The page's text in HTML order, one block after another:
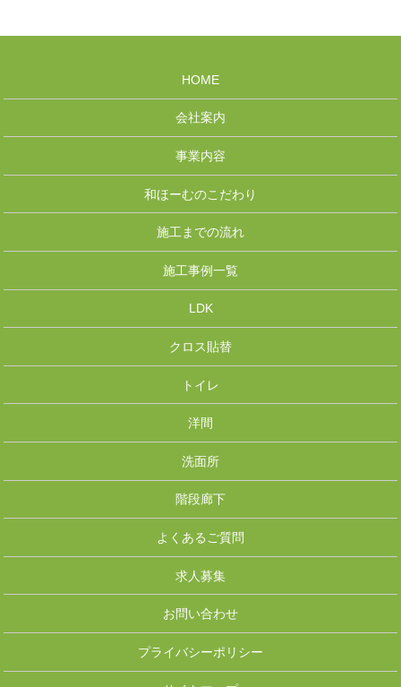
HOME
会社案内
事業内容
和ほーむのこだわり
施工までの流れ
施工事例一覧
LDK
クロス貼替
トイレ
洋間
洗面所
階段廊下
よくあるご質問
求人募集
お問い合わせ
プライバシーポリシー